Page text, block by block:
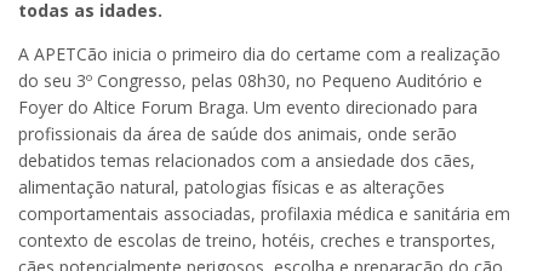
todas as idades.
A APETCão inicia o primeiro dia do certame com a realização
do seu 3º Congresso, pelas 08h30, no Pequeno Auditório e
Foyer do Altice Forum Braga. Um evento direcionado para
profissionais da área de saúde dos animais, onde serão
debatidos temas relacionados com a ansiedade dos cães,
alimentação natural, patologias físicas e as alterações
comportamentais associadas, profilaxia médica e sanitária em
contexto de escolas de treino, hotéis, creches e transportes,